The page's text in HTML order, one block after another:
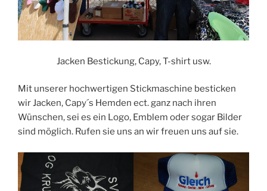
Jacken Bestickung, Capy, T-shirt usw.
Mit unserer hochwertigen Stickmaschine besticken
wir Jacken, Capy´s Hemden ect. ganz nach ihren
Wünschen, sei es ein Logo, Emblem oder sogar Bilder
sind möglich. Rufen sie uns an wir freuen uns auf sie.